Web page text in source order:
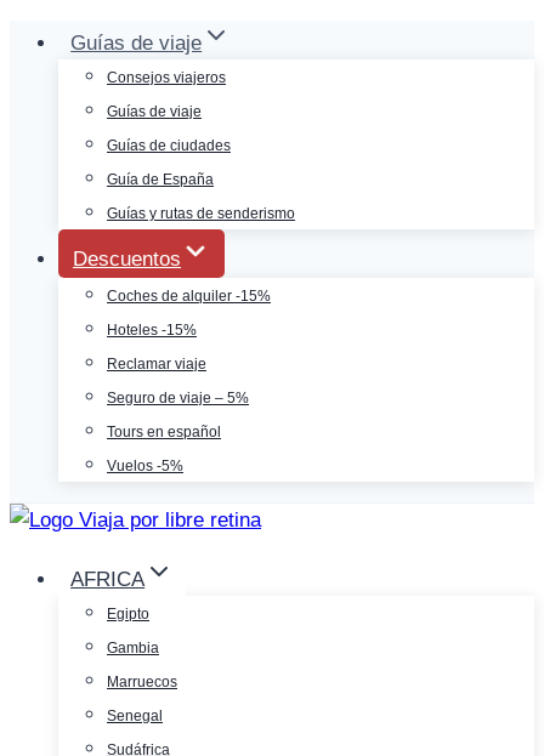
Saltar
contenido
Guías de viaje
Consejos viajeros
Guías de viaje
Guías de ciudades
Guía de España
Guías y rutas de senderismo
Descuentos
Coches de alquiler -15%
Hoteles -15%
Reclamar viaje
Seguro de viaje – 5%
Tours en español
Vuelos -5%
AFRICA
Egipto
Gambia
Marruecos
Senegal
Sudáfrica